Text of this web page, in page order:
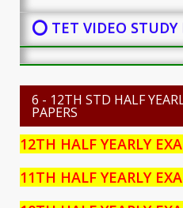
⭕ TET VIDEO STUDY
6 - 12TH STD HALF
PAPERS
12TH HALF YEARLY
11TH HALF YEARLY